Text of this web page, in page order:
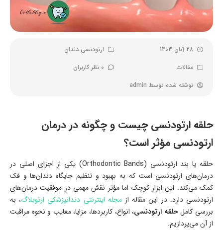
28 آبان 1403
ارتودنسی دندان
مقالات
0 نظر کاربران
نوشته شده توسط admin
حلقه ارتودنسی چیست و چگونه در درمان
ارتودنسی مؤثر است؟
حلقه یا بند ارتودنسی (Orthodontic Bands) یکی از اجزای اصلی در
درمان‌های ارتودنسی است که به بهبود و تنظیم جایگاه دندان‌ها و فک
کمک می‌کند. این ابزار کوچک اما مؤثر نقش مهمی در موفقیت درمان‌های
ارتودنسی دارد. در این مقاله ازمجله اینترنتی دندانپزشکی ارتوبلاگ، به
بررسی کاملحلقه ارتودنسی، انواع، کاربردها، مزایا، معایب و نحوه مراقبت
از آن می‌پردازیم.